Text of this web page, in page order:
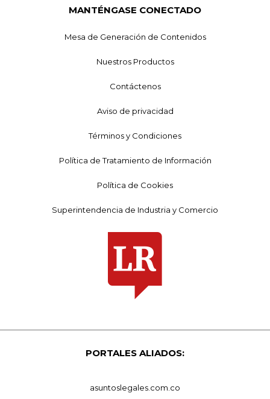
MANTÉNGASE CONECTADO
Mesa de Generación de Contenidos
Nuestros Productos
Contáctenos
Aviso de privacidad
Términos y Condiciones
Política de Tratamiento de Información
Política de Cookies
Superintendencia de Industria y Comercio
PORTALES ALIADOS:
asuntoslegales.com.co